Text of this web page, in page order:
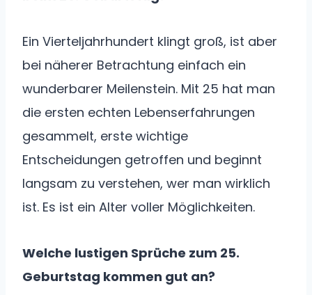
Ein Vierteljahrhundert klingt groß, ist aber
bei näherer Betrachtung einfach ein
wunderbarer Meilenstein. Mit 25 hat man
die ersten echten Lebenserfahrungen
gesammelt, erste wichtige
Entscheidungen getroffen und beginnt
langsam zu verstehen, wer man wirklich
ist. Es ist ein Alter voller Möglichkeiten.
Welche lustigen Sprüche zum 25.
Geburtstag kommen gut an?